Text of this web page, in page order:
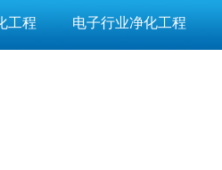
工程 电子行业净化工程